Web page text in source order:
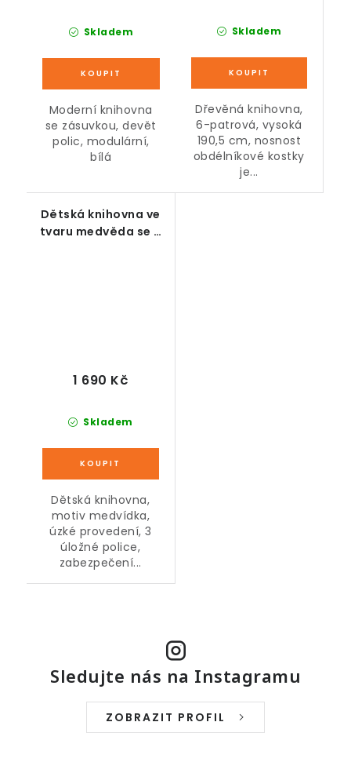
Skladem
Moderní knihovna
se zásuvkou, devět
polic, modulární,
bílá
Skladem
Dřevěná knihovna,
6-patrová, vysoká
190,5 cm, nosnost
obdélníkové kostky
je...
Dětská knihovna ve
tvaru medvěda se 3
Skladem
1 690 Kč
Dětská knihovna,
motiv medvídka,
úzké provedení, 3
úložné police,
zabezpečení...
Sledujte nás na Instagramu
ZOBRAZIT PROFIL